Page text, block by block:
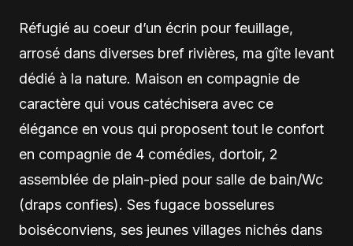
Réfugié au coeur d’un écrin pour feuillage,
arrosé dans diverses bref rivières, ma gîte levant
dédié à la nature. Maison en compagnie de
caractère qui vous catéchisera avec ce
élégance en vous qui proposent tout le confort
en compagnie de 4 comédies, dortoir, 2
assemblée de plain-pied pour salle de bain/Wc
(draps confies). Ses fugace bosselures
boiséconviens, ses jeunes villages nichés dans